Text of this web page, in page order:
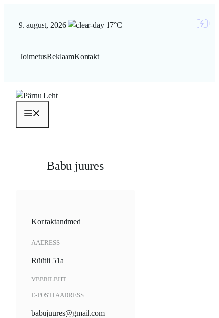
9. august, 2026 17°C
ToimetusReklaamKontakt
Babu juures
Kontaktandmed
AADRESS
Rüütli 51a
VEEBILEHT
E-POSTI AADRESS
babujuures@gmail.com